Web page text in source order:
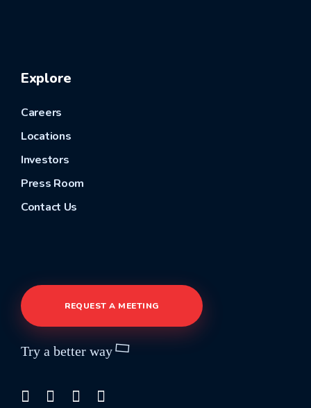
Explore
Careers
Locations
Investors
Press Room
Contact Us
REQUEST A MEETING
Try a better way